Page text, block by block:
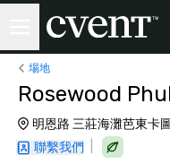
場地
Rosewood
明恩路 三莊海灘芭東卡
聯繫我們